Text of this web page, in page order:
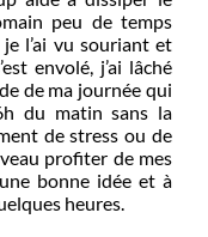
peu de temps
l’ai vu souriant et
envolé, j’ai lâché
de ma journée qui
du matin sans la
de stress ou de
profiter de mes
bonne idée et à
heures.